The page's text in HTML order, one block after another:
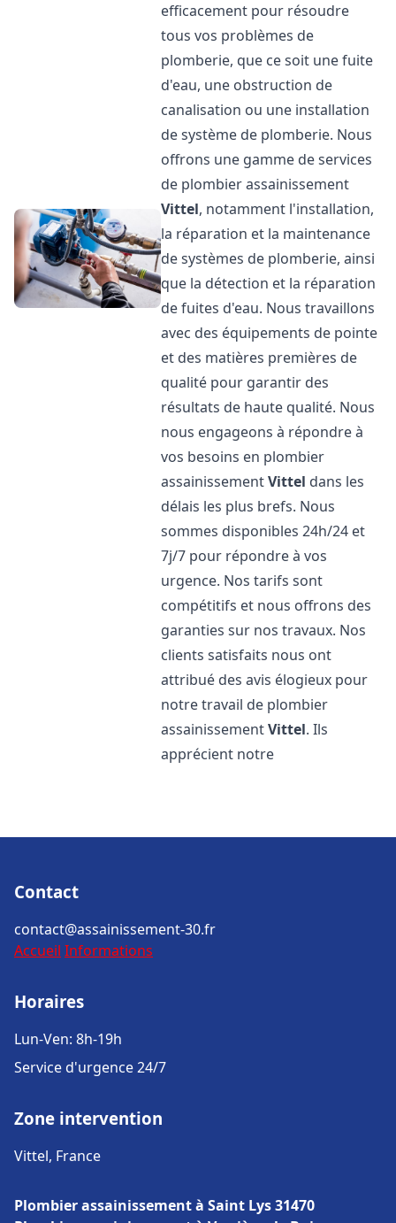
efficacement pour résoudre
tous vos problèmes de
plomberie, que ce soit une fuite
d'eau, une obstruction de
canalisation ou une installation
de système de plomberie. Nous
offrons une gamme de services
de plombier assainissement
Vittel, notamment l'installation,
la réparation et la maintenance
de systèmes de plomberie, ainsi
que la détection et la réparation
de fuites d'eau. Nous travaillons
avec des équipements de pointe
et des matières premières de
qualité pour garantir des
résultats de haute qualité. Nous
nous engageons à répondre à
vos besoins en plombier
assainissementVittel dans les
délais les plus brefs. Nous
sommes disponibles 24h/24 et
7j/7 pour répondre à vos
urgence. Nos tarifs sont
compétitifs et nous offrons des
garanties sur nos travaux. Nos
clients satisfaits nous ont
attribué des avis élogieux pour
notre travail de plombier
assainissementVittel. Ils
apprécient notre
Contact
contact@assainissement-30.fr
Accueil Informations
Horaires
Lun-Ven: 8h-19h
Service d'urgence 24/7
Zone intervention
Vittel, France
Plombier assainissement à Saint Lys 31470